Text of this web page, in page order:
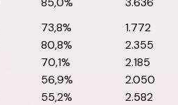
73,8%
1.772
80,8%
2.355
70,1%
2.185
56,9%
2.050
55,2%
2.582